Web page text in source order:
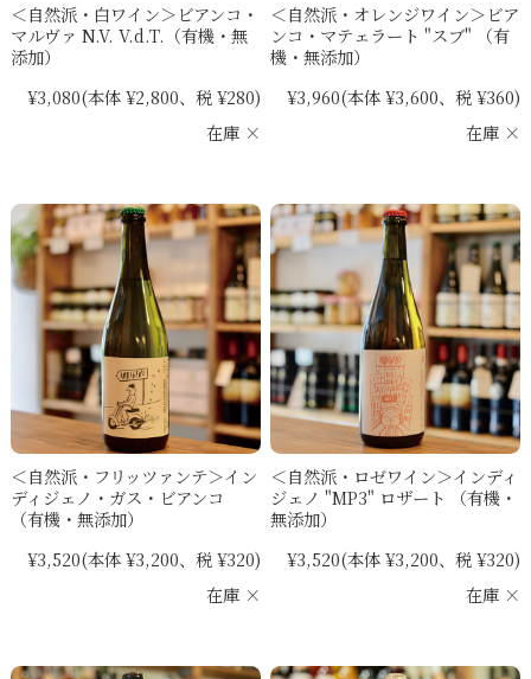
＜自然派・白ワイン＞ビアンコ・
マルヴァ N.V. V.d.T.（有機・無
添加）
¥3,080(本体 ¥2,800、税 ¥280)
在庫 ×
＜自然派・オレンジワイン＞ビア
ンコ・マテェラート "スブ" （有
機・無添加）
¥3,960(本体 ¥3,600、税 ¥360)
在庫 ×
＜自然派・フリッツァンテ＞イン
ディジェノ・ガス・ビアンコ
（有機・無添加）
¥3,520(本体 ¥3,200、税 ¥320)
在庫 ×
＜自然派・ロゼワイン＞インディ
ジェノ "MP3" ロザート （有機・
無添加）
¥3,520(本体 ¥3,200、税 ¥320)
在庫 ×